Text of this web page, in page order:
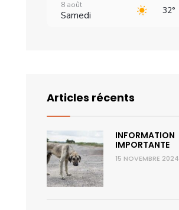
8 août
Samedi 32°
11 août
Mardi
12 août
Mercredi 33°
Articles récents
INFORMATION
IMPORTANTE
15 NOVEMBRE 2024